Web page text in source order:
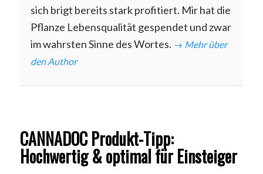
sich brigt bereits stark profitiert. Mir hat die
Pflanze Lebensqualität gespendet und zwar
im wahrsten Sinne des Wortes. → Mehr über
den Author
CANNADOC Produkt-Tipp:
Hochwertig & optimal für Einsteiger